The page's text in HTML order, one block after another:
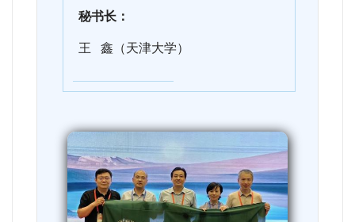
秘书长：
王 鑫（天津大学）